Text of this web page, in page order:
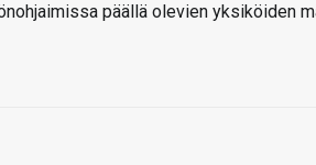
päällä olevien yksiköiden